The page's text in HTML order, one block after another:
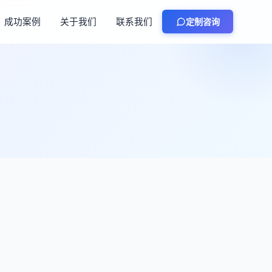
成功案例 关于我们 联系我们 定制咨询